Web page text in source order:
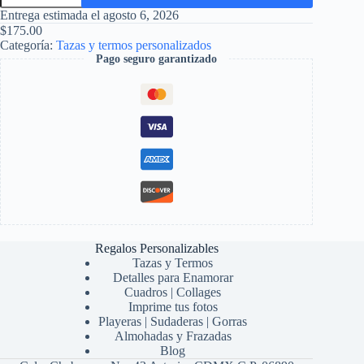
Spark
cantidad
Entrega estimada el agosto 6, 2026
$175.00
Categoría: Tazas y termos personalizados
Pago seguro garantizado
Regalos Personalizables
Tazas y Termos
Detalles para Enamorar
Cuadros | Collages
Imprime tus fotos
Playeras | Sudaderas | Gorras
Almohadas y Frazadas
Blog